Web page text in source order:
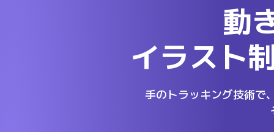
動
イラスト
手のトラッキング技術で